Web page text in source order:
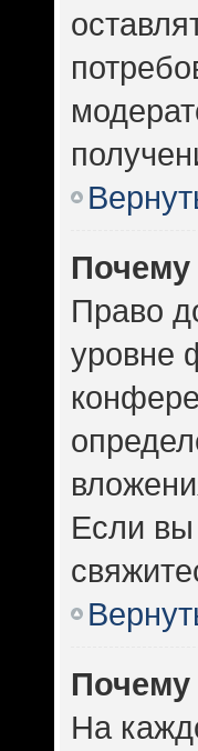
Почему
Право
уровне
Если вы
Почему
На